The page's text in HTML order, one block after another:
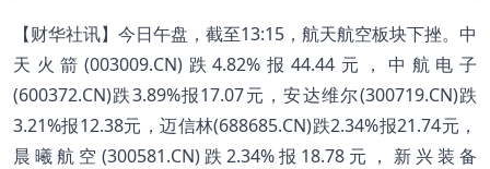
【财华社讯】今日午盘，截至13:15，航天航空板块下挫。中
天火箭(003009.CN)跌4.82%报44.44元，中航电子
(600372.CN)跌3.89%报17.07元，安达维尔(300719.CN)跌
3.21%报12.38元，迈信林(688685.CN)跌2.34%报21.74元，
晨曦航空(300581.CN)跌2.34%报18.78元，新兴装备